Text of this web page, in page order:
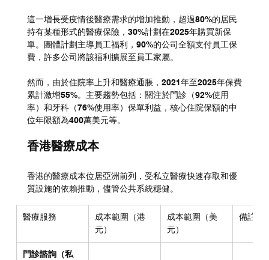
這一增長受疫情後醫療需求的增加推動，超過80%的居民
持有某種形式的醫療保險，30%計劃在2025年購買新保
單。團體計劃主導員工福利，90%的公司全額支付員工保
費，許多公司將該福利擴展至員工家屬。
然而，由於住院率上升和醫療通脹，2021年至2025年保費
累計激增55%。主要趨勢包括：關注於門診（92%使用
率）和牙科（76%使用率）保單利益，核心住院保額的中
位年限額為400萬美元等。
香港醫療成本
香港的醫療成本位居亞洲前列，受私立醫療快速存取和優
質設施的依賴推動，儘管公共系統穩健。
醫療服務
成本範圍（港
元）
成本範圍（美
元）
備註
門診諮詢（私